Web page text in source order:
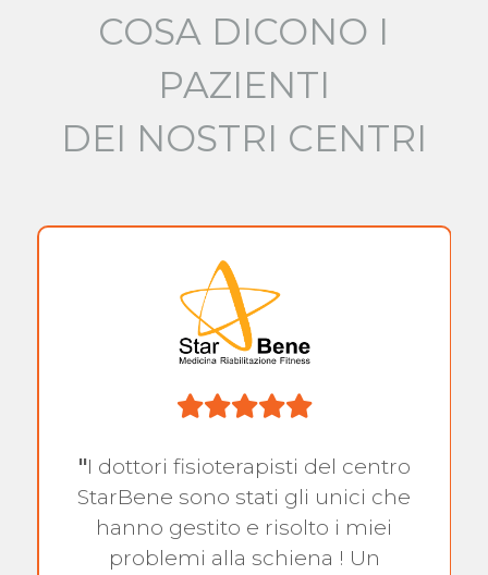
COSA DICONO I
PAZIENTI
DEI NOSTRI CENTRI
"I dottori fisioterapisti del centro
StarBene sono stati gli unici che
hanno gestito e risolto i miei
problemi alla schiena ! Un